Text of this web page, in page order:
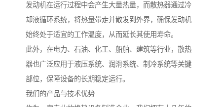
发动机在运行过程中会产生大量热量，而散热器通过冷
却液循环系统，将热量带走并散发到外界，确保发动机
始终处于适宜的工作温度，从而延长其使用寿命。
此外，在电力、石油、化工、船舶、建筑等行业，散热
器也广泛应用于液压系统、润滑系统、制冷系统等关键
部位，保障设备的长期稳定运行。
我们的产品与技术优势